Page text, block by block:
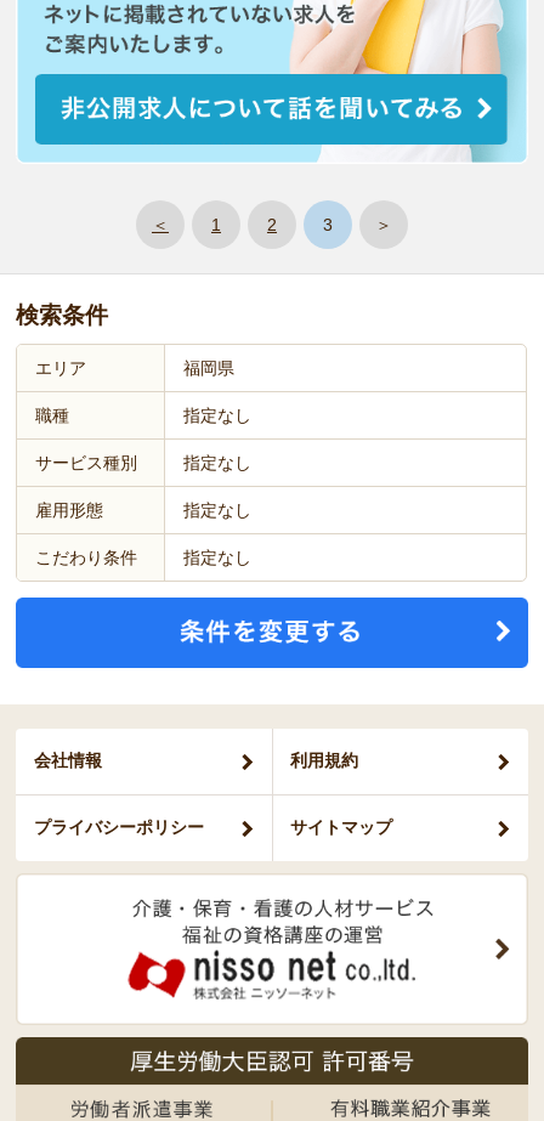
＜ 1 2 3 ＞
検索条件
エリア 福岡県
職種 指定なし
サービス種別 指定なし
雇用形態 指定なし
こだわり条件 指定なし
会社情報 利用規約
プライバシーポリシー サイトマップ